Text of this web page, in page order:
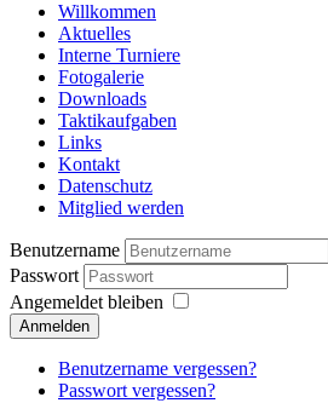
Willkommen
Aktuelles
Interne Turniere
Fotogalerie
Downloads
Taktikaufgaben
Links
Kontakt
Datenschutz
Mitglied werden
Benutzername
Passwort
Angemeldet bleiben
Anmelden
Benutzername vergessen?
Passwort vergessen?